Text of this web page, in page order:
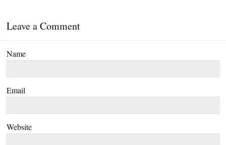
Leave a Comment
Name
Email
Website